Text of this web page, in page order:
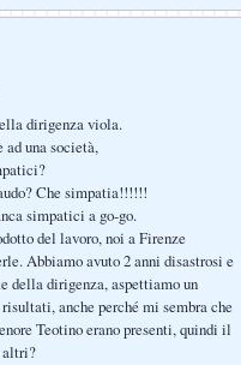
dirigenza viola.
ad una società,
Che simpatia!!!!!!
simpatici a go-go.
del lavoro, noi a Firenze
Abbiamo avuto 2 anni disastrosi e
della dirigenza, aspettiamo un
anche perché mi sembra che
Teotino erano presenti, quindi il
altri?